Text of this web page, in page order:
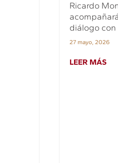
Ricardo
diálogo con
27 mayo, 2026
LEER MÁS